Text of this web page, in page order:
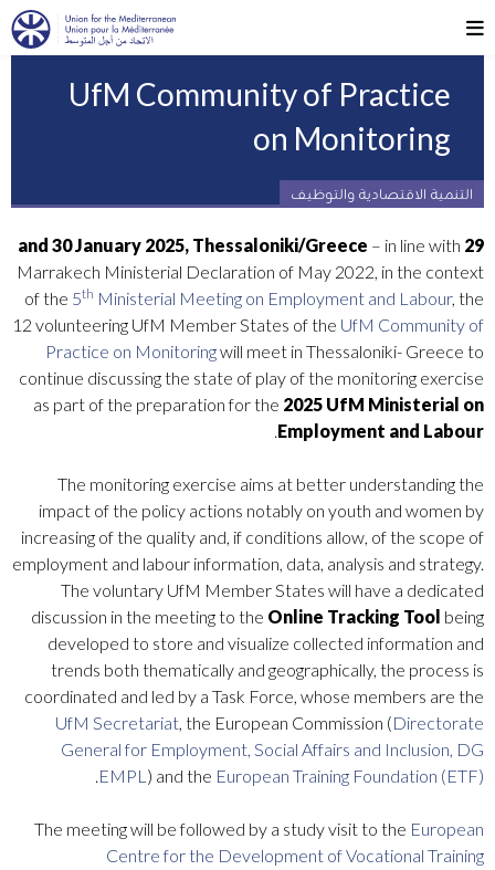
UfM Community of Practice
on Monitoring
التنمية الاقتصادية والتوظيف
29 and 30 January 2025, Thessaloniki/Greece
– in line with
Marrakech Ministerial Declaration of May 2022, in the context
of the 5th Ministerial Meeting on Employment and Labour, the
12 volunteering UfM Member States of the UfM Community of
Practice on Monitoringwill meet in Thessaloniki- Greece to
continue discussing the state of play of the monitoring exercise
as part of the preparation for the 2025 UfM Ministerial on
Employment and Labour
.
The monitoring exercise aims at better understanding the
impact of the policy actions notably on youth and women by
increasing of the quality and, if conditions allow, of the scope of
employment and labour information, data, analysis and strategy.
The voluntary UfM Member States will have a dedicated
discussion in the meeting to the Online Tracking Tool being
developed to store and visualize collected information and
trends both thematically and geographically, the process is
coordinated and led by a Task Force, whose members are the
UfM Secretariat, the European Commission (Directorate
General for Employment, Social Affairs and Inclusion, DG
EMPL ) and the European Training Foundation (ETF)
.
The meeting will be followed by a study visit to the European
Centre for the Development of Vocational Training